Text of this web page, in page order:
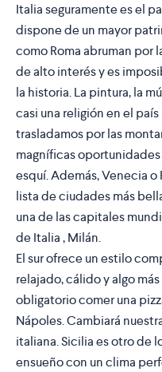
Italia seguramente es el
dispone de un mayor
comoRoma abruman por
de alto interésy es
la historia. La pintura, la
casi una religión en el
trasladamos por las
magníficas oportunidades
esquí. Además,Venecia o
lista de ciudades más
una de las capitales
de Italia , Milán.
El sur ofrece un estilo
relajado, cálido y algo
obligatorio comeruna
Nápoles. Cambiará
italiana.Sicilia es otro de
ensueño con un clima